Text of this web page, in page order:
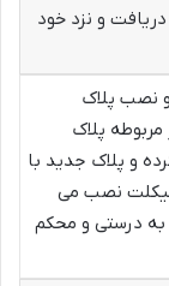
و نزد خود
نصب پلاک
پلاک
و پلاک جدید با
نصب می
به درستی و محکم